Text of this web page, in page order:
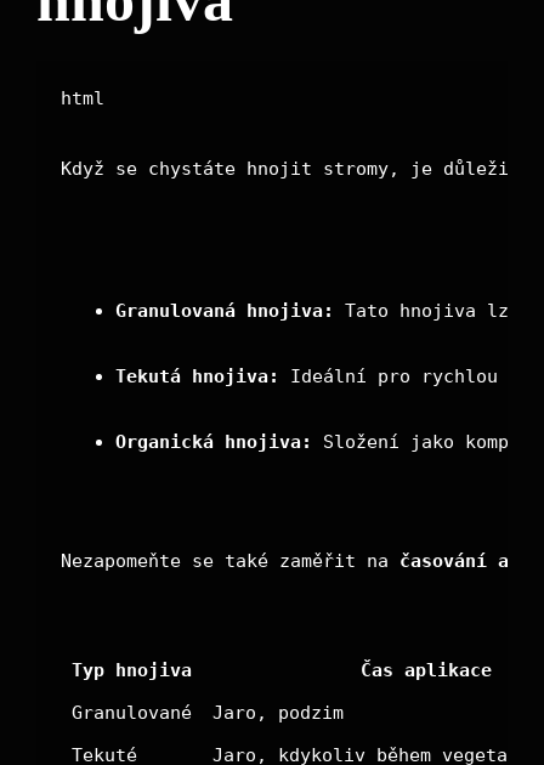
html
Když se chystáte hnojit stromy, je
Granulovaná hnojiva: Tato hnojiva lze
Tekutá hnojiva: Ideální pro rychlou
Organická hnojiva: Složení jako
Nezapomeňte se také zaměřit na časování a
Typ hnojiva
Čas aplikace
Granulované
Jaro, podzim
Tekuté
Jaro, kdykoliv během